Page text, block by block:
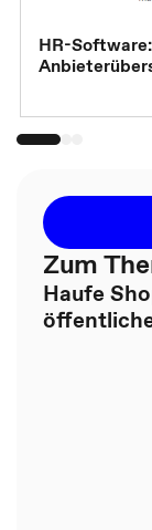
HR-
Zum
Haufe